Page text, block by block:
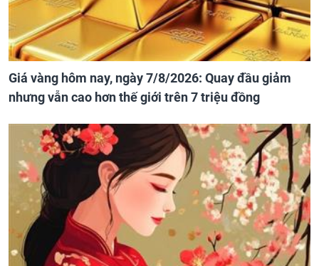
Giá vàng hôm nay, ngày 7/8/2026: Quay đầu giảm
nhưng vẫn cao hơn thế giới trên 7 triệu đồng